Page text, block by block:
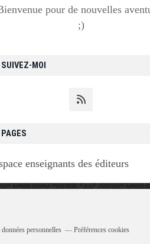
SUIVEZ-MOI
PAGES
enseignants des éditeurs
pour de nouvelles
;)
personnelles Préférences cookies